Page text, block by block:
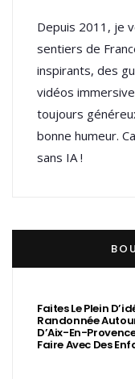
Depuis 2011, je
sentiers de
inspirants, des
vidéos
toujours
bonne humeur.
sans IA !
Faites Le Plein
Randonnée
D’Aix-En-
Faire Avec Des